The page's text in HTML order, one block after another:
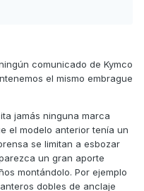
comunicado de Kymco
el mismo embrague
jamás ninguna marca
el modelo anterior tenía un
se limitan a esbozar
un gran aporte
montándolo. Por ejemplo
dobles de anclaje